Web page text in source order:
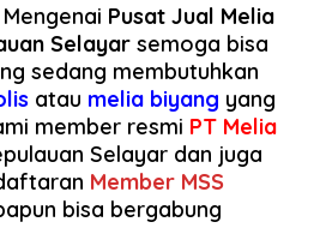
Pusat Jual Melia
Selayar semoga bisa
sedang membutuhkan
atau melia biyang yang
member resmi PT Melia
Selayar dan juga
Member MSS
bisa bergabung